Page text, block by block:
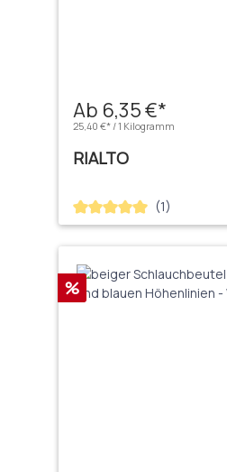
Ab 6,35 €*
25,40 €* / 1 Kilogramm
RIALTO
Durchschnittliche
(1)
Rabatt
%